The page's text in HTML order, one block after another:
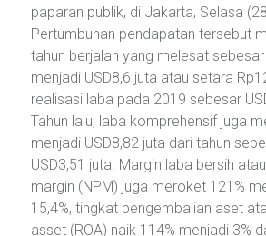
paparan publik, di Jakarta, Selasa
Pertumbuhan pendapatan tersebut
tahun berjalan yang melesat sebesar
menjadi USD8,6 juta atau setara
realisasi laba pada 2019 sebesar
Tahun lalu, laba komprehensif juga
menjadi USD8,82 juta dari tahun
USD3,51 juta. Margin laba bersih
margin (NPM) juga meroket 121%
15,4%, tingkat pengembalian aset
asset (ROA) naik 114% menjadi 3%